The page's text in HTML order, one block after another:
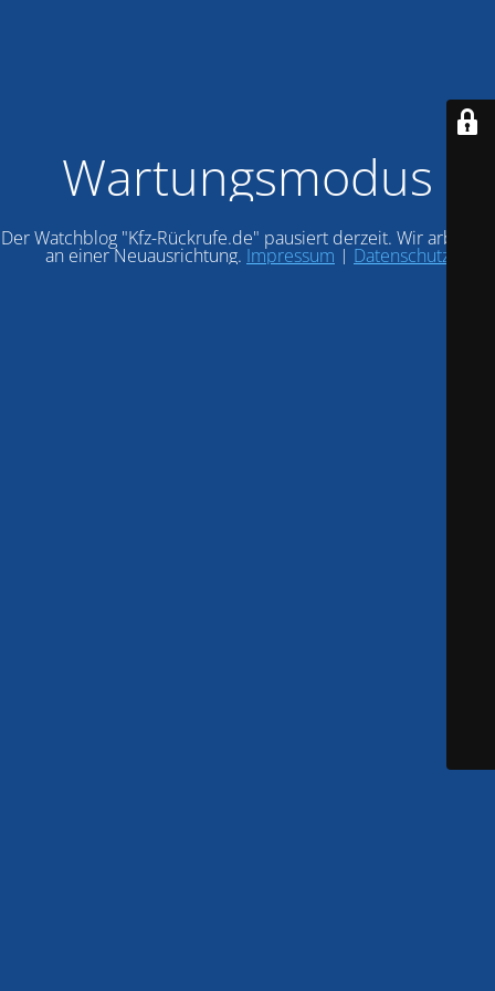
Wartungsmodus
Der Watchblog "Kfz-Rückrufe.de" pausiert derzeit. Wir arbeiten
an einer Neuausrichtung. Impressum | Datenschutz